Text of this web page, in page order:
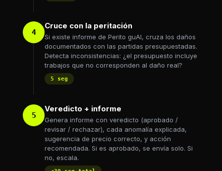
4
Cruce con la peritación
Si existe informe de Perito guAI, cruza los daños
documentados con las partidas presupuestadas.
Detecta inconsistencias: ¿el presupuesto incluye
trabajos que no corresponden al daño real?
5 seg
5
Veredicto + informe
Genera informe con veredicto (aprobado /
revisar / rechazar), cada anomalía explicada,
sugerencia de precio correcto, y acción
recomendada. Si es aprobado, se envía solo. Si
no, escala.